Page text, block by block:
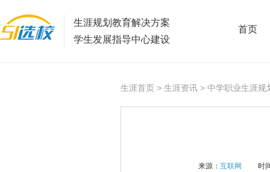
生涯规划教育解决方案
学生发展指导中心建设
首页
生涯首页 > 生涯资讯 > 中学职业生涯规
来源： 互联网 时